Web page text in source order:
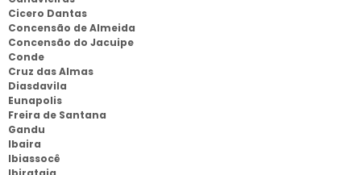
Cicero Dantas
Concensão de Almeida
Concensão do Jacuipe
Conde
Cruz das Almas
Diasdavila
Eunapolis
Freira de Santana
Gandu
Ibaira
Ibiassocê